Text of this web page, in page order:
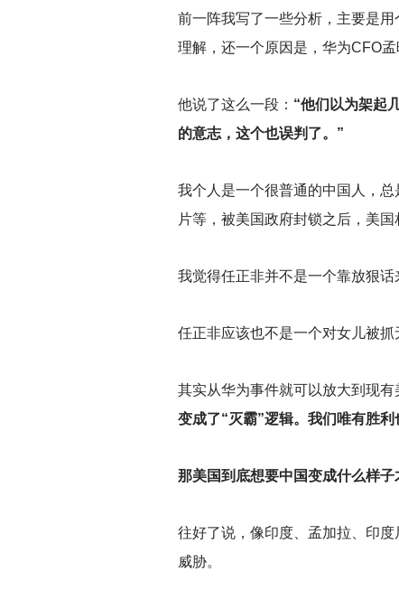
前一阵我写了一些分析，主要是
理解，还一个原因是，华为CFO
他说了这么一段： “他们以为架起
的意志，这个也误判了。”
我个人是一个很普通的中国人，
片等，被美国政府封锁之后，美
我觉得任正非并不是一个靠放狠
任正非应该也不是一个对女儿被
其实从华为事件就可以放大到现有
变成了“灭霸”逻辑。我们唯有胜利
那美国到底想要中国变成什么样子
往好了说，像印度、孟加拉、印
威胁。